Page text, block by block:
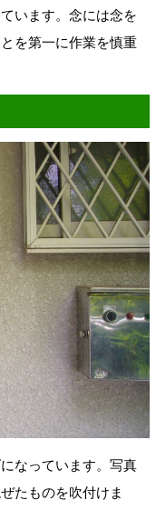
います。念には念を
を第一に作業を慎重
なっています。写真
たものを吹付けま